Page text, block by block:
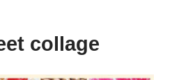
collage